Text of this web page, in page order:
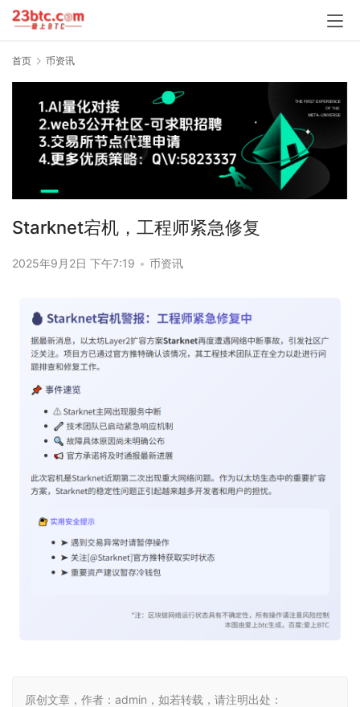
首页 币资讯
Starknet宕机，工程师紧急修复
2025年9月2日 下午7:19 • 币资讯
原创文章，作者：admin，如若转载，请注明出处：